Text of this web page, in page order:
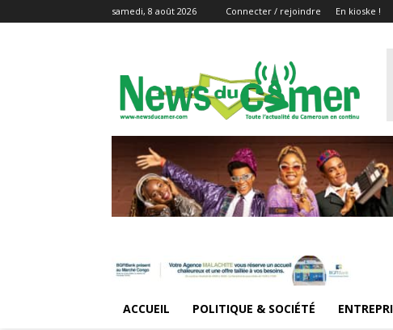
samedi, 8 août 2026 Connecter / rejoindre En kioske !
ACCUEIL POLITIQUE & SOCIÉTÉ